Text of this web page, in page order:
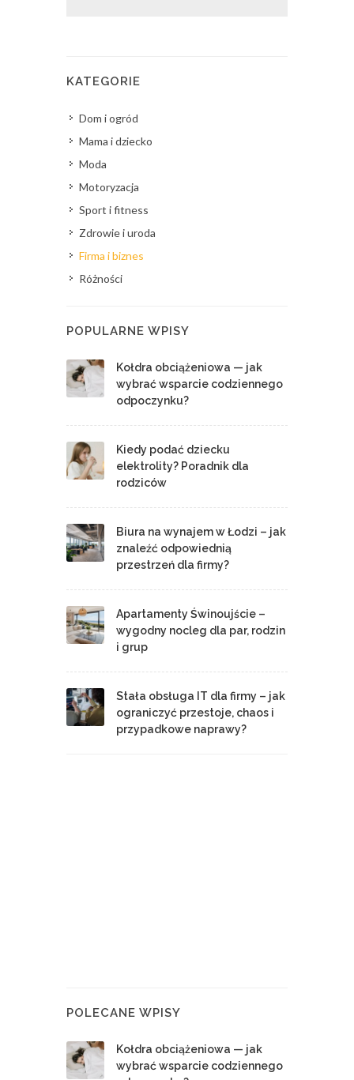
KATEGORIE
Dom i ogród
Mama i dziecko
Moda
Motoryzacja
Sport i fitness
Zdrowie i uroda
Firma i biznes
Różności
POPULARNE WPISY
Kołdra obciążeniowa — jak
wybrać wsparcie codziennego
odpoczynku?
Kiedy podać dziecku
elektrolity? Poradnik dla
rodziców
Biura na wynajem w Łodzi – jak
znaleźć odpowiednią
przestrzeń dla firmy?
Apartamenty Świnoujście –
wygodny nocleg dla par, rodzin
i grup
Stała obsługa IT dla firmy – jak
ograniczyć przestoje, chaos i
przypadkowe naprawy?
POLECANE WPISY
Kołdra obciążeniowa — jak
wybrać wsparcie codziennego